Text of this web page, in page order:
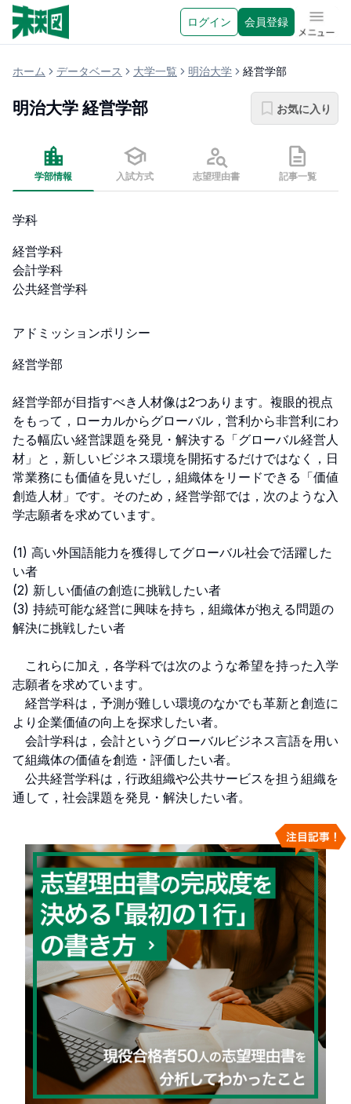
ログイン 会員登録 メニュ
ホーム データベース 大学一覧 明治大学 経営学部
明治大学 経営学部 お気に入り
学部情報 入試方式 志望理由書 記事一覧
学科
経営学科
会計学科
公共経営学科
アドミッションポリシー
経営学部
経営学部が目指すべき人材像は2つあります。複眼的視点
をもって，ローカルからグローバル，営利から非営利にわ
たる幅広い経営課題を発見・解決する「グローバル経営人
材」と，新しいビジネス環境を開拓するだけではなく，日
常業務にも価値を見いだし，組織体をリードできる「価値
創造人材」です。そのため，経営学部では，次のような入
学志願者を求めています。
(1) 高い外国語能力を獲得してグローバル社会で活躍した
い者
(2) 新しい価値の創造に挑戦したい者
(3) 持続可能な経営に興味を持ち，組織体が抱える問題の
解決に挑戦したい者
これらに加え，各学科では次のような希望を持った入学
志願者を求めています。
経営学科は，予測が難しい環境のなかでも革新と創造に
より企業価値の向上を探求したい者。
会計学科は，会計というグローバルビジネス言語を用い
て組織体の価値を創造・評価したい者。
公共経営学科は，行政組織や公共サービスを担う組織を